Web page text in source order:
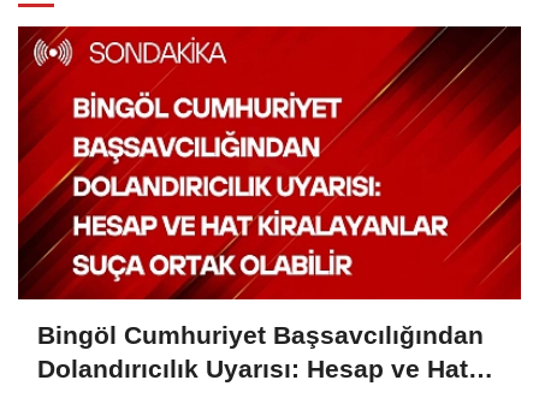
Bingöl Cumhuriyet Başsavcılığından
Dolandırıcılık Uyarısı: Hesap ve Hat